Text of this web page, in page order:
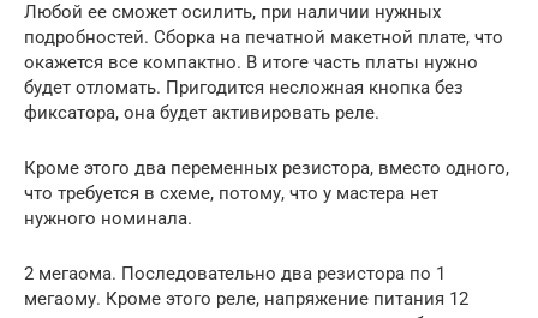
Любой ее сможет осилить, при наличии нужных
подробностей. Сборка на печатной макетной плате, что
окажется все компактно. В итоге часть платы нужно
будет отломать. Пригодится несложная кнопка без
фиксатора, она будет активировать реле.
Кроме этого два переменных резистора, вместо одного,
что требуется в схеме, потому, что у мастера нет
нужного номинала.
2 мегаома. Последовательно два резистора по 1
мегаому. Кроме этого реле, напряжение питания 12